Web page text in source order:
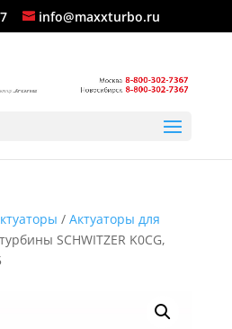
info@maxxturbo.ru
/ Актуаторы для
SCHWITZER K0CG,